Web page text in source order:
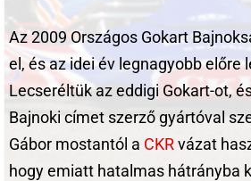
Az 2009 Országos Gokart
el, és az idei év legnagyobb előre
Lecseréltük az eddigi Gokart-ot,
Bajnoki címet szerző gyártóval
Gábor mostantól a CKRvázat
hogy emiatt hatalmas hátrányba